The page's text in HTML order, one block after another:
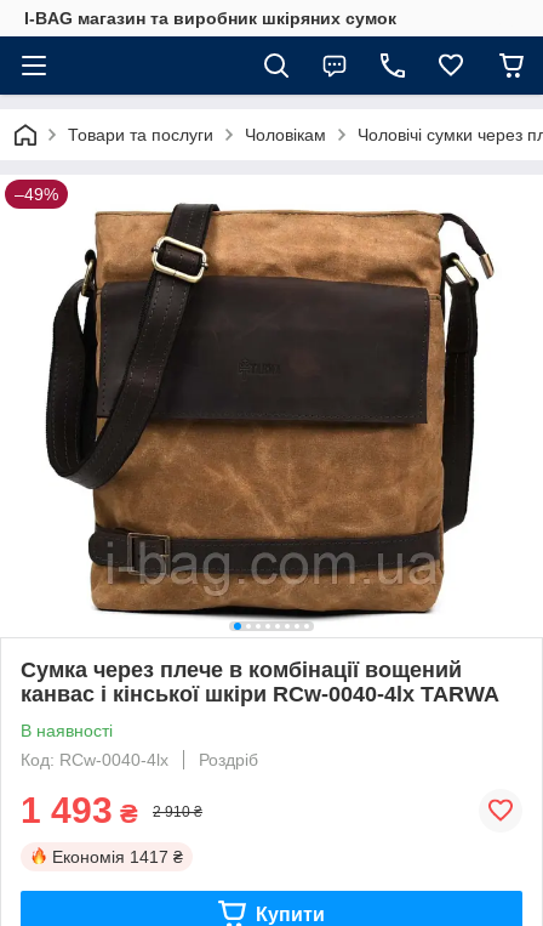
I-BAG магазин та виробник шкіряних сумок
Товари та послуги Чоловікам Чоловічі сумки через
–49%
Сумка через плече в комбінації вощений
канвас і кінської шкіри RCw-0040-4lx TARWA
В наявності
Код: RCw-0040-4lx
Роздріб
1 493 ₴ 2 910 ₴
Економія 1417 ₴
Купити